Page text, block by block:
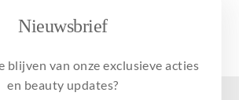
Nieuwsbrief
blijven van onze exclusieve acties
en beauty updates?